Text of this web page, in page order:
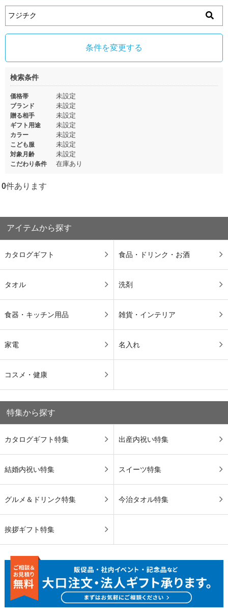
条件を変更する
検索条件
価格帯 未設定
ブランド 未設定
贈る相手 未設定
ギフト用途 未設定
カラー 未設定
こども服 未設定
対象月齢 未設定
こだわり条件 在庫あり
0件あります
アイテムから探す
カタログギフト 食品・ドリンク・お酒
タオル 洗剤
食器・キッチン用品 雑貨・インテリア
家電 名入れ
コスメ・健康
特集から探す
カタログギフト特集 出産内祝い特集
結婚内祝い特集 スイーツ特集
グルメ＆ドリンク特集 今治タオル特集
挨拶ギフト特集